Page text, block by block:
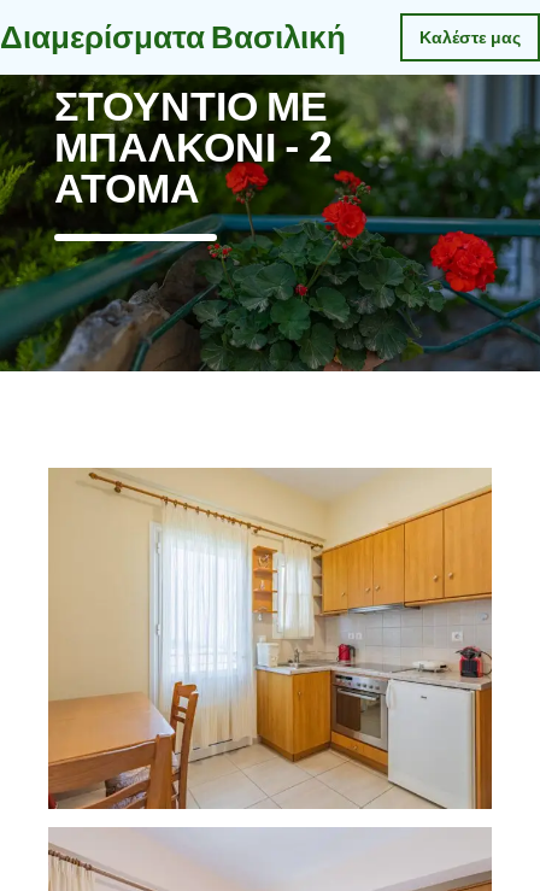
Διαμερίσματα Βασιλική Καλέστε μας
ΣΤΟΎΝΤΙΟ ΜΕ
ΜΠΑΛΚΌΝΙ - 2
ΆΤΟΜΑ